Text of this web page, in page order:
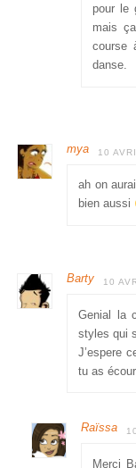
pour le
mais
course
danse.
mya 10
ah on
bien aussi
Barty 10
Genial la
styles qui
J’espere
tu as
Raïssa
Merci